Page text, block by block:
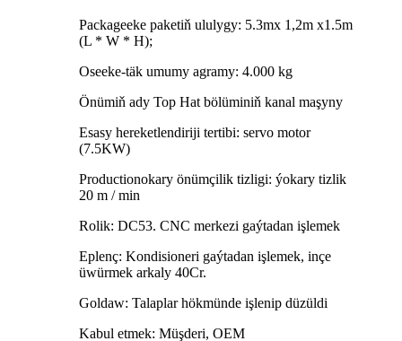
Packageeke paketiň ululygy: 5.3mx 1,2m x1.5m
(L * W * H);
Oseeke-täk umumy agramy: 4.000 kg
Önümiň ady Top Hat bölüminiň kanal maşyny
Esasy hereketlendiriji tertibi: servo motor
(7.5KW)
Productionokary önümçilik tizligi: ýokary tizlik
20 m / min
Rolik: DC53. CNC merkezi gaýtadan işlemek
Eplenç: Kondisioneri gaýtadan işlemek, inçe
üwürmek arkaly 40Cr.
Goldaw: Talaplar hökmünde işlenip düzüldi
Kabul etmek: Müşderi, OEM